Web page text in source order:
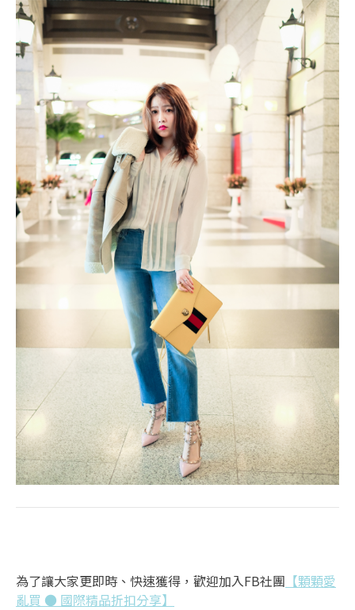
為了讓大家更即時、快速獲得，歡迎加入FB社團 【顆顆愛
亂買 ● 國際精品折扣分享】